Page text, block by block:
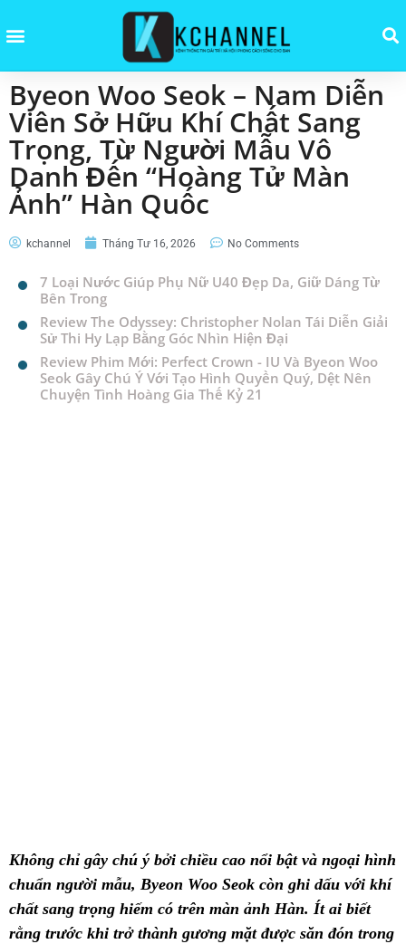
Byeon Woo Seok – Nam Diễn
Viên Sở Hữu Khí Chất Sang
Trọng, Từ Người Mẫu Vô
Danh Đến “Hoàng Tử Màn
Ảnh” Hàn Quốc
kchannel Tháng Tư 16, 2026 No Comments
7 Loại Nước Giúp Phụ Nữ U40 Đẹp Da, Giữ Dáng Từ
Bên Trong
Review The Odyssey: Christopher Nolan Tái Diễn Giải
Sử Thi Hy Lạp Bằng Góc Nhìn Hiện Đại
Review Phim Mới: Perfect Crown - IU Và Byeon Woo
Seok Gây Chú Ý Với Tạo Hình Quyền Quý, Dệt Nên
Chuyện Tình Hoàng Gia Thế Kỷ 21
Không chỉ gây chú ý bởi chiều cao nổi bật và ngoại hình
chuẩn người mẫu, Byeon Woo Seok còn ghi dấu với khí
chất sang trọng hiếm có trên màn ảnh Hàn. Ít ai biết
rằng trước khi trở thành gương mặt được săn đón trong